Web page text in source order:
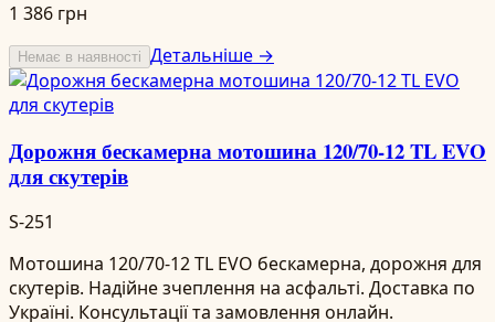
1 386 грн
Немає в наявності Детальніше →
Дорожня бескамерна мотошина 120/70-12 TL EVO
для скутерів
S-251
Мотошина 120/70-12 TL EVO бескамерна, дорожня для
скутерів. Надійне зчеплення на асфальті. Доставка по
Україні. Консультації та замовлення онлайн.